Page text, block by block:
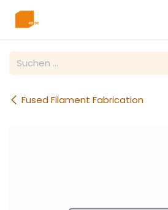
Fused Filament Fabrication